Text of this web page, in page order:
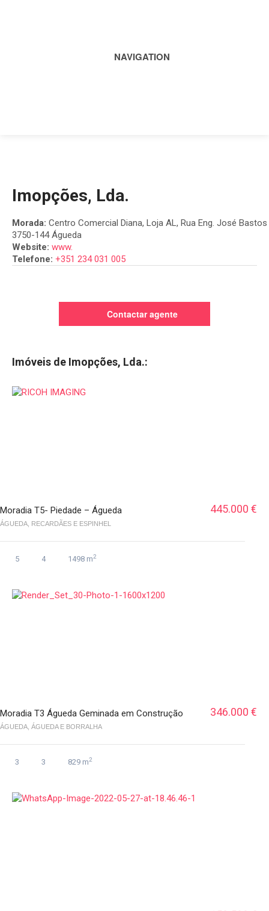
NAVIGATION
Imopções, Lda.
Morada: Centro Comercial Diana, Loja AL, Rua Eng. José Bastos
3750-144 Águeda
Website: www.
Telefone: +351 234 031 005
Contactar agente
Imóveis de Imopções, Lda.:
Moradia T5- Piedade – Águeda
ÁGUEDA, RECARDÃES E ESPINHEL
445.000 €
5 4 1498 m2
Moradia T3 Águeda Geminada em Construção
ÁGUEDA, ÁGUEDA E BORRALHA
346.000 €
3 3 829 m2